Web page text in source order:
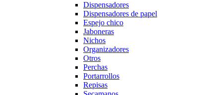
Dispensadores
Dispensadores de papel
Espejo chico
Jaboneras
Nichos
Organizadores
Otros
Perchas
Portarrollos
Repisas